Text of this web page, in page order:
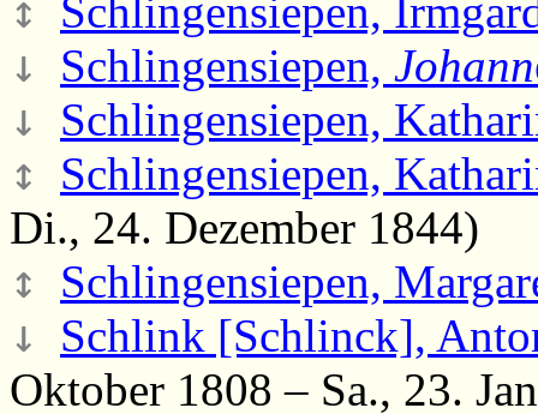
↕ Schlingensiepen,
↓ Schlingensiepen, Johann
↓ Schlingensiepen,
↕
Schlingensiepen,
Di., 24. Dezember 1844)
↕ Schlingensiepen,
↓
Schlink [Schlinck],
Oktober 1808 – Sa., 23.